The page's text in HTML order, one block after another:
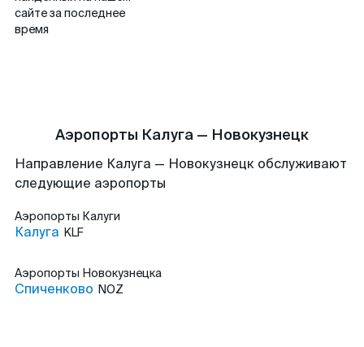
сайте за последнее
время
Аэропорты Калуга — Новокузнецк
Направление Калуга — Новокузнецк обслуживают
следующие аэропорты
Аэропорты Калуги
Калуга KLF
Аэропорты Новокузнецка
Спиченково NOZ